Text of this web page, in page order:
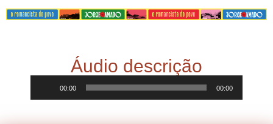
Áudio descrição
de
00:00 00:00